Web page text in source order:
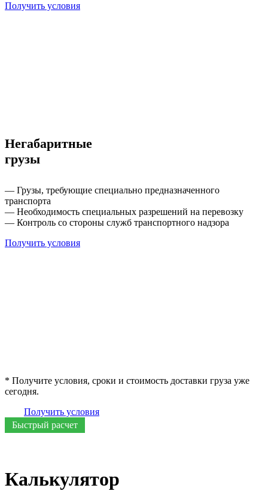
Получить условия
Негабаритные
грузы
— Грузы, требующие специально предназначенного
транспорта
— Необходимость специальных разрешений на перевозку
— Контроль со стороны служб транспортного надзора
Получить условия
* Получите условия, сроки и стоимость доставки груза уже
сегодня.
Получить условия
Быстрый расчет
Калькулятор